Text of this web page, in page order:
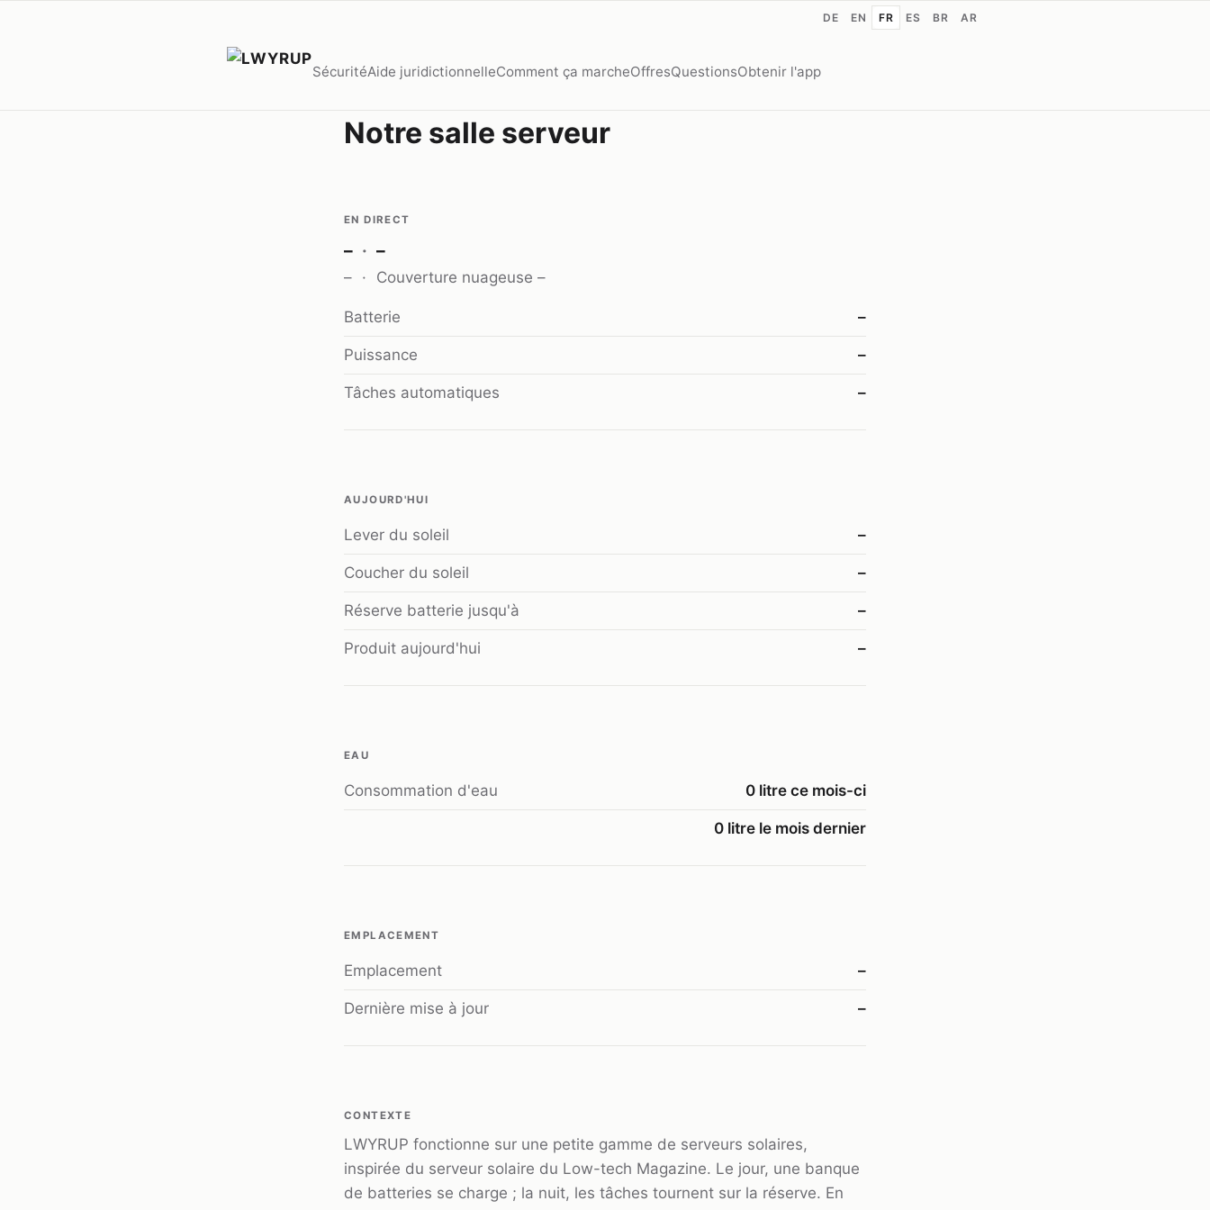
DE EN FR ES BR AR
SécuritéAide juridictionnelleComment ça marcheOffresQuestionsObtenir l'app
Notre salle serveur
EN DIRECT
– · –
– · Couverture nuageuse –
Batterie –
Puissance –
Tâches automatiques –
AUJOURD'HUI
Lever du soleil –
Coucher du soleil –
Réserve batterie jusqu'à –
Produit aujourd'hui –
EAU
Consommation d'eau 0 litre ce mois-ci
0 litre le mois dernier
EMPLACEMENT
Emplacement –
Dernière mise à jour –
CONTEXTE
LWYRUP fonctionne sur une petite gamme de serveurs solaires,
inspirée du serveur solaire du Low-tech Magazine. Le jour, une banque
de batteries se charge ; la nuit, les tâches tournent sur la réserve. En